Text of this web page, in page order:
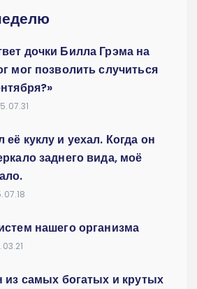
дочки Билла Грэма на
мог позволить случиться
куклу и уехал. Когда он
заднего вида, моё
нашего организма
из самых богатых и крутых